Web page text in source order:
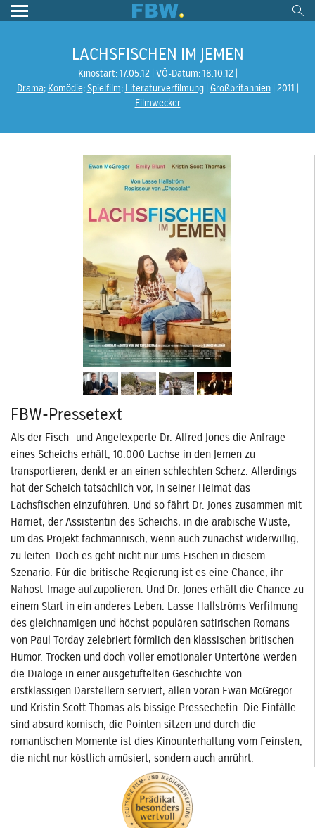
LACHSFISCHEN IM JEMEN
Kinostart: 17.05.12 VÖ-Datum: 18.10.12
Drama; Komödie;Spielfilm; Literaturverfilmung Großbritannien 2011
Filmwecker
FBW-Pressetext
Als der Fisch- und Angelexperte Dr. Alfred Jones die Anfrage
eines Scheichs erhält, 10.000 Lachse in den Jemen zu
transportieren, denkt er an einen schlechten Scherz. Allerdings
hat der Scheich tatsächlich vor, in seiner Heimat das
Lachsfischen einzuführen. Und so fährt Dr. Jones zusammen mit
Harriet, der Assistentin des Scheichs, in die arabische Wüste,
um das Projekt fachmännisch, wenn auch zunächst widerwillig,
zu leiten. Doch es geht nicht nur ums Fischen in diesem
Szenario. Für die britische Regierung ist es eine Chance, ihr
Nahost-Image aufzupolieren. Und Dr. Jones erhält die Chance zu
einem Start in ein anderes Leben. Lasse Hallströms Verfilmung
des gleichnamigen und höchst populären satirischen Romans
von Paul Torday zelebriert förmlich den klassischen britischen
Humor. Trocken und doch voller emotionaler Untertöne werden
die Dialoge in einer ausgetüftelten Geschichte von
erstklassigen Darstellern serviert, allen voran Ewan McGregor
und Kristin Scott Thomas als bissige Pressechefin. Die Einfälle
sind absurd komisch, die Pointen sitzen und durch die
romantischen Momente ist dies Kinounterhaltung vom Feinsten,
die nicht nur köstlich amüsiert, sondern auch anrührt.